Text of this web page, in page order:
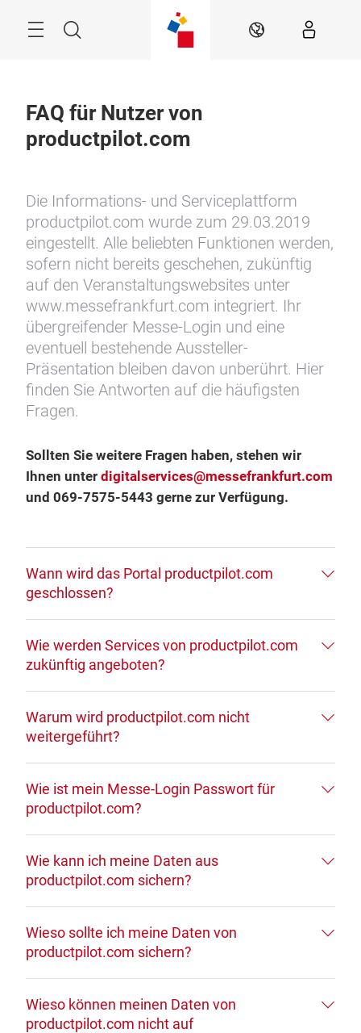
Suche DE
FAQ für Nutzer von
productpilot.com
Die Informations- und Serviceplattform
productpilot.com wurde zum 29.03.2019
eingestellt. Alle beliebten Funktionen werden,
sofern nicht bereits geschehen, zukünftig
auf den Veranstaltungswebsites unter
www.messefrankfurt.com integriert. Ihr
übergreifender Messe-Login und eine
eventuell bestehende Aussteller-
Präsentation bleiben davon unberührt. Hier
finden Sie Antworten auf die häufigsten
Fragen.
Sollten Sie weitere Fragen haben, stehen wir
Ihnen unter digitalservices@messefrankfurt.com
und 069-7575-5443 gerne zur Verfügung.
Wann wird das Portal productpilot.com
geschlossen?
Wie werden Services von productpilot.com
zukünftig angeboten?
Warum wird productpilot.com nicht
weitergeführt?
Wie ist mein Messe-Login Passwort für
productpilot.com?
Wie kann ich meine Daten aus
productpilot.com sichern?
Wieso sollte ich meine Daten von
productpilot.com sichern?
Wieso können meinen Daten von
productpilot.com nicht auf